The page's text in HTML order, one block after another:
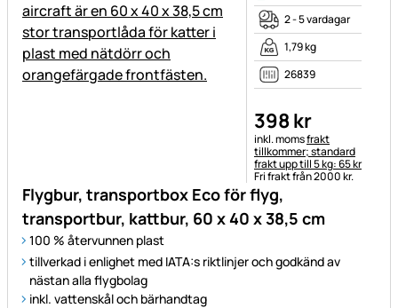
Flygbur, transportbox Eco för flyg,
transportbur, kattbur, 60 x 40 x 38,5 cm
100 % återvunnen plast
tillverkad i enlighet med IATA:s riktlinjer och godkänd av
nästan alla flygbolag
inkl. vattenskål och bärhandtag
2 - 5 vardagar
1,79 kg
26839
398kr
Skatteinformation:
inkl. momsfrakt
tillkommer; standard
frakt upp till 5 kg: 65 kr
Fri frakt från 2000 kr.